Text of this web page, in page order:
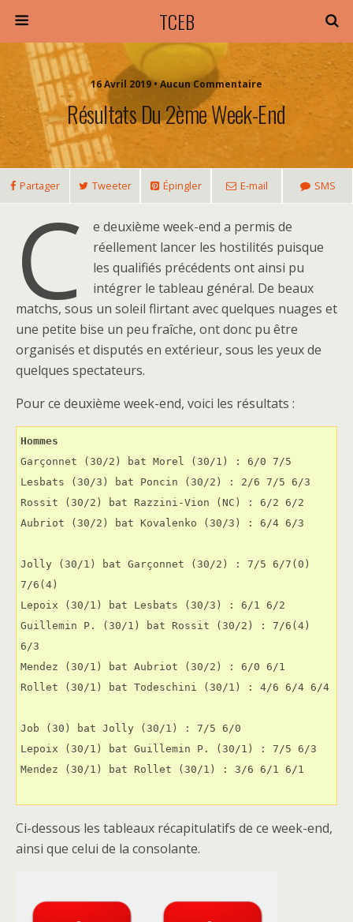
TCEB
16 Avril 2019 • Aucun Commentaire
Résultats Du 2ème Week-End
Partager Tweeter Épingler E-mail SMS
C
e deuxième week-end a permis de
réellement lancer les hostilités puisque
les qualifiés précédents ont ainsi pu
intégrer le tableau général. De beaux
matchs, sous un soleil flirtant avec quelques nuages et
une petite bise un peu fraîche, ont donc pu être
organisés et disputés en extérieur, sous les yeux de
quelques spectateurs.
Pour ce deuxième week-end, voici les résultats :
Hommes
Garçonnet (30/2) bat Morel (30/1) : 6/0 7/5
Lesbats (30/3) bat Poncin (30/2) : 2/6 7/5 6/3
Rossit (30/2) bat Razzini-Vion (NC) : 6/2 6/2
Aubriot (30/2) bat Kovalenko (30/3) : 6/4 6/3
Jolly (30/1) bat Garçonnet (30/2) : 7/5 6/7(0)
7/6(4)
Lepoix (30/1) bat Lesbats (30/3) : 6/1 6/2
Guillemin P. (30/1) bat Rossit (30/2) : 7/6(4)
6/3
Mendez (30/1) bat Aubriot (30/2) : 6/0 6/1
Rollet (30/1) bat Todeschini (30/1) : 4/6 6/4 6/4
Job (30) bat Jolly (30/1) : 7/5 6/0
Lepoix (30/1) bat Guillemin P. (30/1) : 7/5 6/3
Mendez (30/1) bat Rollet (30/1) : 3/6 6/1 6/1
Ci-dessous les tableaux récapitulatifs de ce week-end,
ainsi que celui de la consolante.